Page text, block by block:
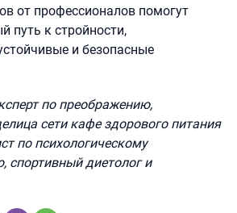
от профессионалов помогут
путь к стройности,
и безопасные
по преображению,
сети кафе здорового питания
по психологическому
спортивный диетолог и